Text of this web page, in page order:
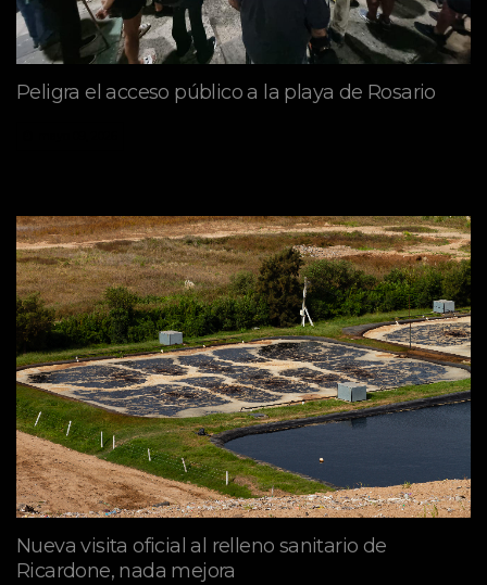
Peligra el acceso público a la playa de Rosario
Nueva visita oficial al relleno sanitario de
Ricardone, nada mejora